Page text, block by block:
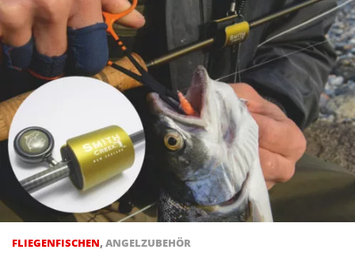
FLIEGENFISCHEN, ANGELZUBEHÖR